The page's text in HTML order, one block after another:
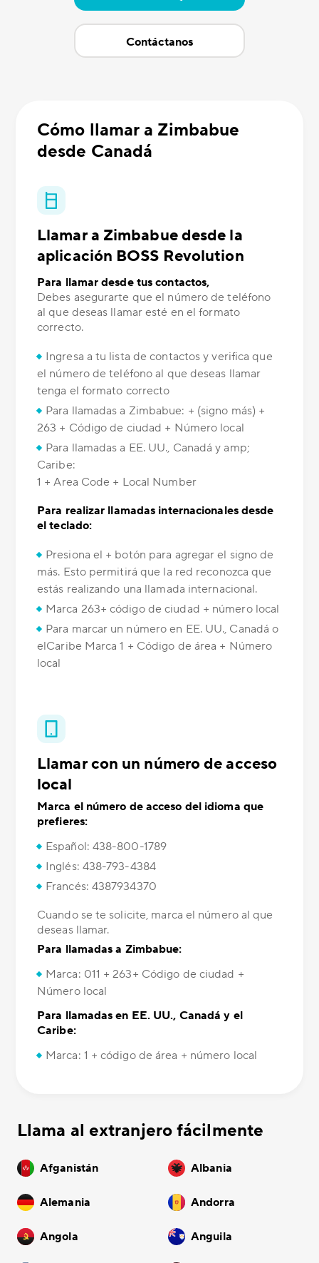
Contáctanos
Cómo llamar a Zimbabue
desde Canadá
Llamar a Zimbabue desde la
aplicación BOSS Revolution
Para llamar desde tus contactos,
Debes asegurarte que el número de teléfono
al que deseas llamar esté en el formato
correcto.
Ingresa a tu lista de contactos y verifica que
el número de teléfono al que deseas llamar
tenga el formato correcto
Para llamadas a Zimbabue: + (signo más) +
263 + Código de ciudad + Número local
Para llamadas a EE. UU., Canadá y amp;
Caribe:
1 + Area Code + Local Number
Para realizar llamadas internacionales desde
el teclado:
Presiona el + botón para agregar el signo de
más. Esto permitirá que la red reconozca que
estás realizando una llamada internacional.
Marca 263+ código de ciudad + número local
Para marcar un número en EE. UU., Canadá o
elCaribe Marca 1 + Código de área + Número
local
Llamar con un número de acceso
local
Marca el número de acceso del idioma que
prefieres:
Español: 438-800-1789
Inglés: 438-793-4384
Francés: 4387934370
Cuando se te solicite, marca el número al que
deseas llamar.
Para llamadas a Zimbabue:
Marca: 011 + 263+ Código de ciudad +
Número local
Para llamadas en EE. UU., Canadá y el
Caribe:
Marca: 1 + código de área + número local
Llama al extranjero fácilmente
Afganistán Albania
Alemania Andorra
Angola Anguila